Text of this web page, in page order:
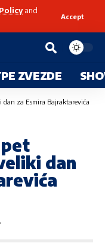
and
Accept
ZVEZDE
dan za Esmira Bajraktarevića
dan